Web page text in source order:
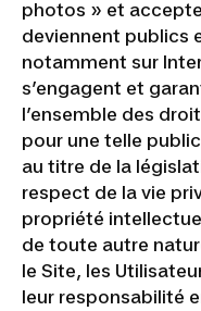
photos » et
deviennent publics
notamment sur
s’engagent et
l’ensemble des
pour une telle
au titre de la
respect de la vie
propriété
de toute autre
le Site, les
leur responsabilité